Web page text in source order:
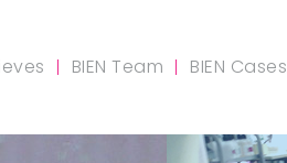
BIEN Team BIEN Cases